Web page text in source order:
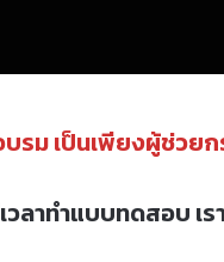
บรม เป็นเพียงผู้ช่วยก
วลาทำแบบทดสอบ เร